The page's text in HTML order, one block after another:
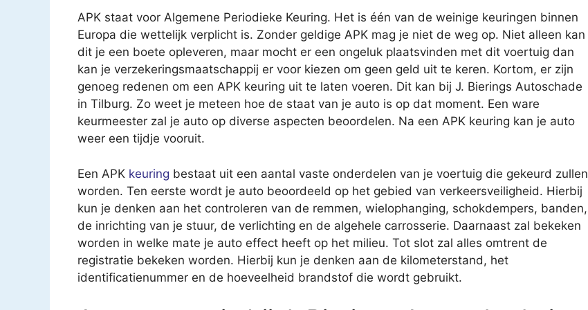
APK staat voor Algemene Periodieke Keuring. Het is één van de weinige keuringen binnen
Europa die wettelijk verplicht is. Zonder geldige APK mag je niet de weg op. Niet alleen kan
dit je een boete opleveren, maar mocht er een ongeluk plaatsvinden met dit voertuig dan
kan je verzekeringsmaatschappij er voor kiezen om geen geld uit te keren. Kortom, er zijn
genoeg redenen om een APK keuring uit te laten voeren. Dit kan bij J. Bierings Autoschade
in Tilburg. Zo weet je meteen hoe de staat van je auto is op dat moment. Een ware
keurmeester zal je auto op diverse aspecten beoordelen. Na een APK keuring kan je auto
weer een tijdje vooruit.
Een APK keuring bestaat uit een aantal vaste onderdelen van je voertuig die gekeurd zullen
worden. Ten eerste wordt je auto beoordeeld op het gebied van verkeersveiligheid. Hierbij
kun je denken aan het controleren van de remmen, wielophanging, schokdempers, banden,
de inrichting van je stuur, de verlichting en de algehele carrosserie. Daarnaast zal bekeken
worden in welke mate je auto effect heeft op het milieu. Tot slot zal alles omtrent de
registratie bekeken worden. Hierbij kun je denken aan de kilometerstand, het
identificatienummer en de hoeveelheid brandstof die wordt gebruikt.